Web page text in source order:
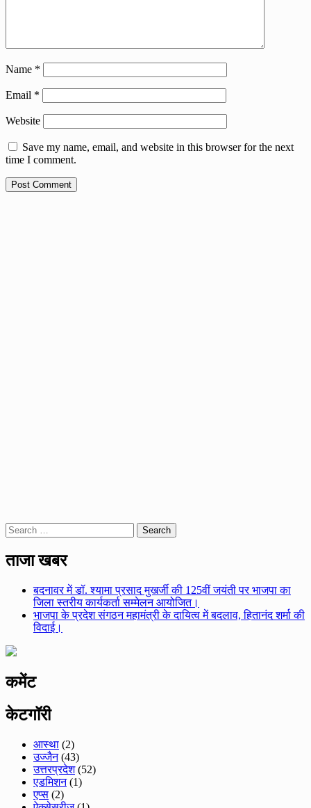
Name *
Email *
Website
Save my name, email, and website in this browser for the next
time I comment.
Search
for:
ताजा खबर
बदनावर में डॉ. श्यामा प्रसाद मुखर्जी की 125वीं जयंती पर भाजपा का
जिला स्तरीय कार्यकर्ता सम्मेलन आयोजित।
भाजपा के प्रदेश संगठन महामंत्री के दायित्व में बदलाव, हितानंद शर्मा की
विदाई।
कमेंट
केटगॉरी
आस्था (2)
उज्जैन(43)
उत्तरप्रदेश(52)
एडमिशन(1)
एप्स (2)